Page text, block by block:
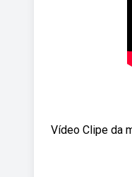
Vídeo Clipe da